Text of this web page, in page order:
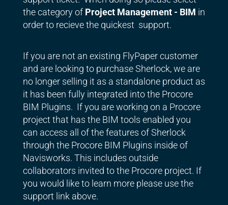
the category of Project Management - BIM in
order to recieve the quickest support.
If you are not an existing FlyPaper customer
and are looking to purchase Sherlock, we are
no longer selling it as a standalone product as
it has been fully integrated into the Procore
BIM Plugins. If you are working on a Procore
project that has the BIM tools enabled you
can access all of the features of Sherlock
through the Procore BIM Plugins inside of
Navisworks. This includes outside
collaborators invited to the Procore project. If
you would like to learn more please use the
support link above.